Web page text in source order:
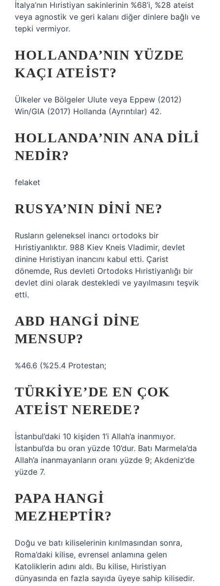
İtalya’nın Hıristiyan sakinlerinin %68’i, %28 ateist
veya agnostik ve geri kalanı diğer dinlere bağlı ve
tepki vermiyor.
HOLLANDA’NIN YÜZDE
KAÇI ATEIST?
Ülkeler ve Bölgeler Ulute veya Eppew (2012)
Win/GIA (2017) Hollanda (Ayrıntılar) 42.
HOLLANDA’NIN ANA DILI
NEDIR?
felaket
RUSYA’NIN DINI NE?
Rusların geleneksel inancı ortodoks bir
Hıristiyanlıktır. 988 Kiev Kneis Vladimir, devlet
dinine Hıristiyan inancını kabul etti. Çarist
dönemde, Rus devleti Ortodoks Hıristiyanlığı bir
devlet dini olarak destekledi ve yayılmasını teşvik
etti.
ABD HANGI DINE
MENSUP?
%46.6 (%25.4 Protestan;
TÜRKIYE’DE EN ÇOK
ATEIST NEREDE?
İstanbul’daki 10 kişiden 1’i Allah’a inanmıyor.
İstanbul’da bu oran yüzde 10’dur. Batı Marmela’da
Allah’a inanmayanların oranı yüzde 9; Akdeniz’de
yüzde 7.
PAPA HANGI
MEZHEPTIR?
Doğu ve batı kiliselerinin kırılmasından sonra,
Roma’daki kilise, evrensel anlamına gelen
Katoliklerin adını aldı. Bu kilise, Hıristiyan
dünyasında en fazla sayıda üyeye sahip kilisedir.